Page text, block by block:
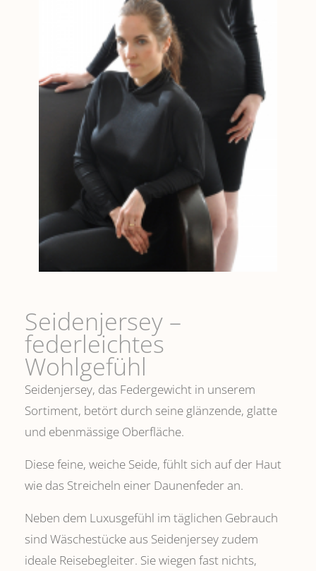
Seidenjersey –
federleichtes
Wohlgefühl
Seidenjersey, das Federgewicht in unserem
Sortiment, betört durch seine glänzende, glatte
und ebenmässige Oberfläche.
Diese feine, weiche Seide, fühlt sich auf der Haut
wie das Streicheln einer Daunenfeder an.
Neben dem Luxusgefühl im täglichen Gebrauch
sind Wäschestücke aus Seidenjersey zudem
ideale Reisebegleiter. Sie wiegen fast nichts,